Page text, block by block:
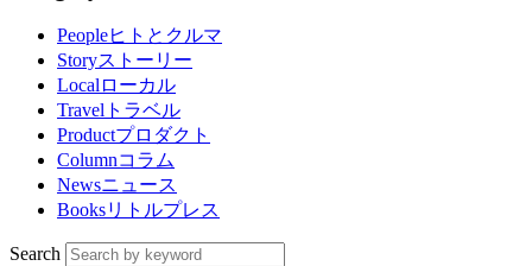
Peopleヒトとクルマ
Storyストーリー
Localローカル
Travel トラベル
Productプロダクト
Columnコラム
Newsニュース
Booksリトルプレス
Search